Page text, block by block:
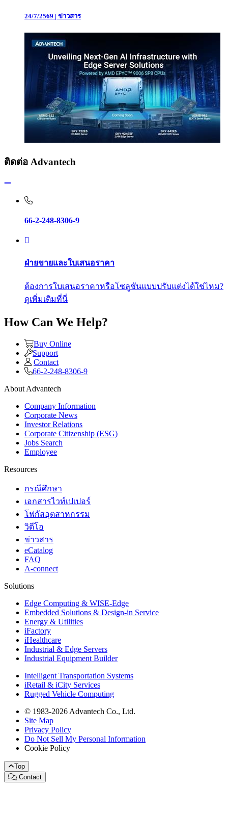
24/7/2569 | ข่าวสาร
ติดต่อ Advantech
66-2-248-8306-9
ฝ่ายขายและใบเสนอราคา
ต้องการใบเสนอราคาหรือโซลูชันแบบปรับแต่งได้ใช่ไหม?
ดูเพิ่มเติมที่นี่
How Can We Help?
Buy Online
Support
Contact
66-2-248-8306-9
About Advantech
Company Information
Corporate News
Investor Relations
Corporate Citizenship (ESG)
Jobs Search
Employee
Resources
กรณีศึกษา
เอกสารไวท์เปเปอร์
โฟกัสอุตสาหกรรม
วิดีโอ
ข่าวสาร
eCatalog
FAQ
A-connect
Solutions
Edge Computing & WISE-Edge
Embedded Solutions & Design-in Service
Energy & Utilities
iFactory
iHealthcare
Industrial & Edge Servers
Industrial Equipment Builder
Intelligent Transportation Systems
iRetail & iCity Services
Rugged Vehicle Computing
© 1983-2026 Advantech Co., Ltd.
Site Map
Privacy Policy
Do Not Sell My Personal Information
Cookie Policy
Top
Contact